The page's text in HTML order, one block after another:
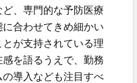
、専門的な予防医療
合わせてきめ細かい
が支持されている理
を語るうえで、勤務
導入なども注目すべ